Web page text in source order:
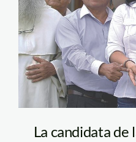
La candidata